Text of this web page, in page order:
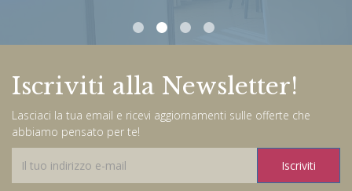
Iscriviti alla Newsletter!
Lasciaci la tua email e ricevi aggiornamenti sulle offerte che
abbiamo pensato per te!
Iscriviti